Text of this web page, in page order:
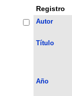
Registro
Autor
Título
Año